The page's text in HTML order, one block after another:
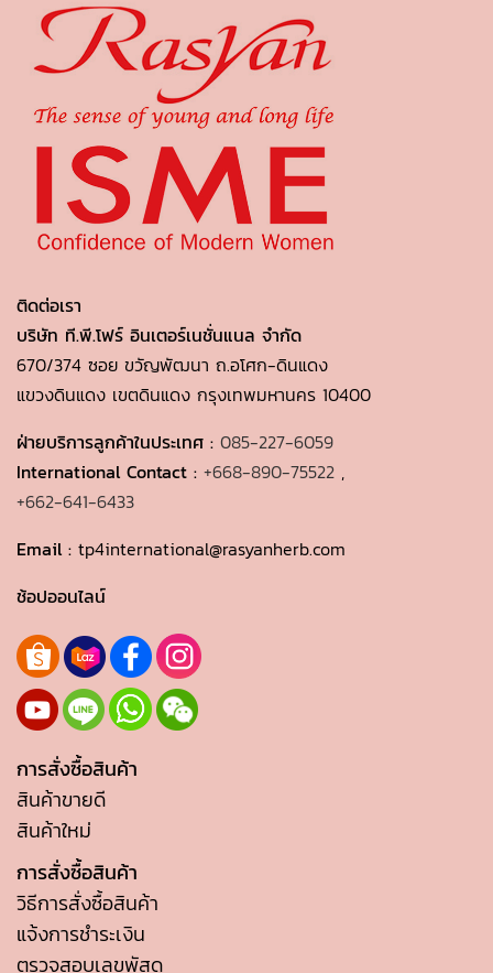
ติดต่อเรา
บริษัท ที.พี.โฟร์ อินเตอร์เนชั่นแนล จำกัด
670/374 ซอย ขวัญพัฒนา ถ.อโศก-ดินแดง
แขวงดินแดง เขตดินแดง กรุงเทพมหานคร 10400
ฝ่ายบริการลูกค้าในประเทศ : 085-227-6059
International Contact : +668-890-75522 ,
+662-641-6433
Email : tp4international@rasyanherb.com
ช้อปออนไลน์
การสั่งซื้อสินค้า
สินค้าขายดี
สินค้าใหม่
การสั่งซื้อสินค้า
วิธีการสั่งซื้อสินค้า
แจ้งการชำระเงิน
ตรวจสอบเลขพัสดุ